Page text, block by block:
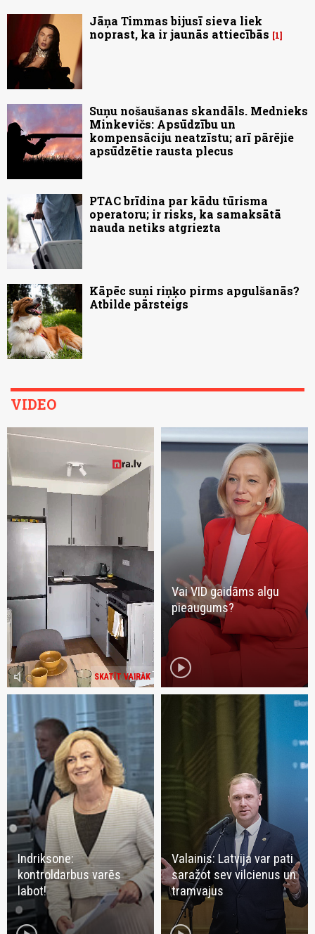
Jāņa Timmas bijusī sieva liek
noprast, ka ir jaunās attiecībās
1
Suņu nošaušanas skandāls. Mednieks
Minkevičs: Apsūdzību un
kompensāciju neatzīstu; arī pārējie
apsūdzētie rausta plecus
PTAC brīdina par kādu tūrisma
operatoru; ir risks, ka samaksātā
nauda netiks atgriezta
Kāpēc suņi riņķo pirms apgulšanās?
Atbilde pārsteigs
VIDEO
SKATĪT VAIRĀK
volume_mute
Vai VID gaidāms algu
pieaugums?
play_circle
Indriksone:
kontroldarbus varēs
labot!
Valainis: Latvija var pati
saražot sev vilcienus un
tramvajus